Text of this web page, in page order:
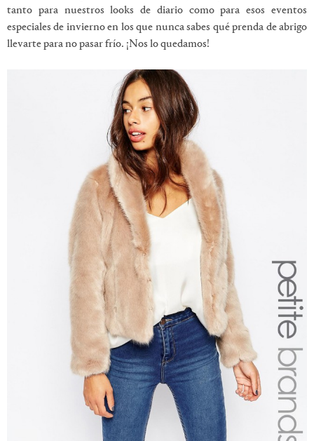
tanto para nuestros looks de diario como para esos eventos
especiales de invierno en los que nunca sabes qué prenda de abrigo
llevarte para no pasar frío. ¡Nos lo quedamos!